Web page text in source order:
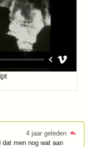
4 jaar geleden
dat men nog wat aan